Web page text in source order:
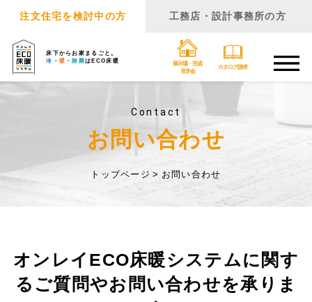
床下からお家まるごと。
冷 ・ 暖 ・ 除菌はECO床暖
展示場・完成
見学会
カタログ請求
注文住宅を検討中の方 工務店・設計事務所の方
Contact
お問い合わせ
トップページ お問い合わせ
オンレイECO床暖システムに関す
るご質問やお問い合わせを承りま